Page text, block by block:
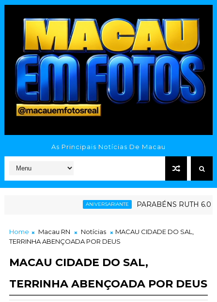
As Principais Notícias De Macau
ANIVERSARIANTE PARABÉNS RUTH 6.0
Home Macau RN Notícias
MACAU CIDADE DO SAL,
TERRINHA ABENÇOADA POR DEUS
MACAU CIDADE DO SAL,
TERRINHA ABENÇOADA POR DEUS